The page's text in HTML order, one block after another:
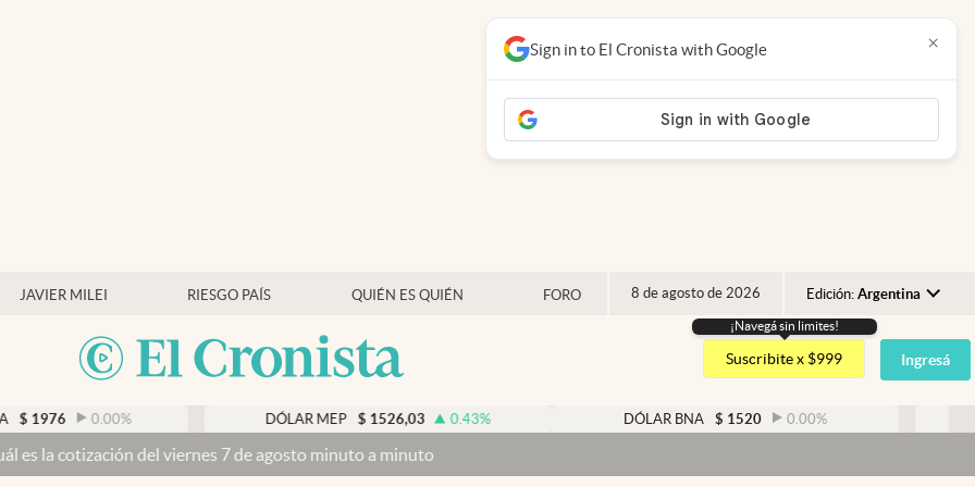
JAVIER MILEI RIESGO PAÍS QUIÉN ES QUIÉN FORO 8 de agosto de 2026 Edición: Argentina
Argentina
España
USA
¡Navegá sin limites!
Suscribite x $999 Ingresá
% $ 1526,03 0.43% $ 1520 0.00%
viernes 7 de agosto minuto a minuto
Sign in to El Cronista with Google ×